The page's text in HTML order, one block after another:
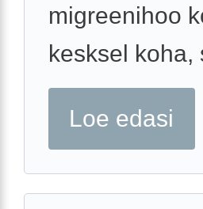
migreenihoo
kesksel koha,
Loe edasi